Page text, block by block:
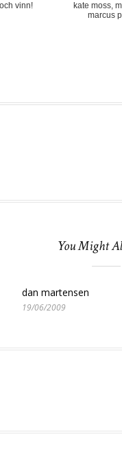
vinn!
kate moss,
marcus
You Might
dan martensen
19/06/2009